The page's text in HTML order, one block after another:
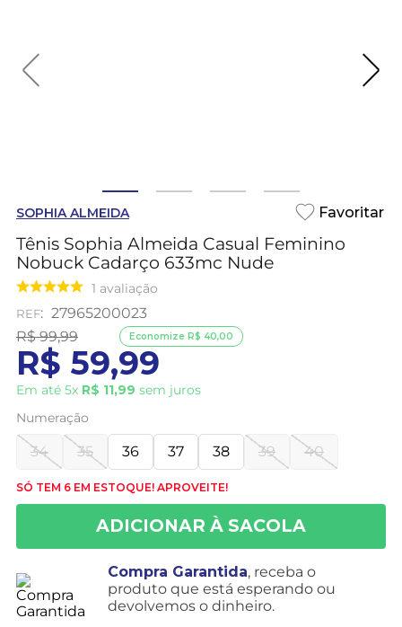
SOPHIA ALMEIDA
Tênis Sophia Almeida Casual Feminino
Nobuck Cadarço 633mc Nude
1 avaliação
: 27965200023
R$ 99,99
R$ 59,99
Em até 5x R$ 11,99 sem juros
Economize R$ 40,00
Numeração
34 35 36 37 38 39 40
SÓ TEM 6 EM ESTOQUE! APROVEITE!
Compra Garantida, receba o
produto que está esperando ou
devolvemos o dinheiro.